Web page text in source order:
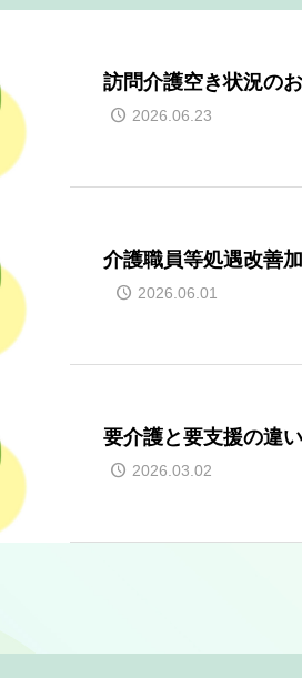
訪問介護空き状況の
2026.06.23
介護職員等処遇改善
2026.06.01
要介護と要支援の違
2026.03.02